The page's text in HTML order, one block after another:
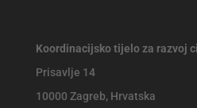
Koordinacijsko tijelo za razvoj
Prisavlje 14
10000 Zagreb, Hrvatska